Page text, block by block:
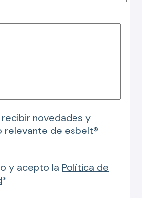
novedades y
relevante de esbelt®
y acepto la Política de
*